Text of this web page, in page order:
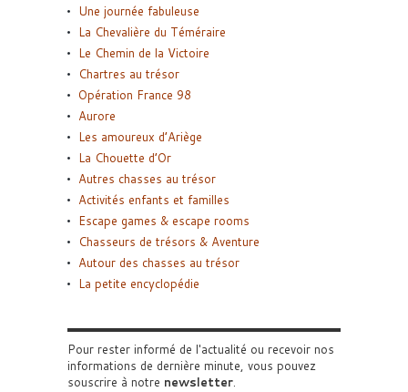
Une journée fabuleuse
La Chevalière du Téméraire
Le Chemin de la Victoire
Chartres au trésor
Opération France 98
Aurore
Les amoureux d’Ariège
La Chouette d’Or
Autres chasses au trésor
Activités enfants et familles
Escape games & escape rooms
Chasseurs de trésors & Aventure
Autour des chasses au trésor
La petite encyclopédie
Pour rester informé de l'actualité ou recevoir nos
informations de dernière minute, vous pouvez
souscrire à notre newsletter.